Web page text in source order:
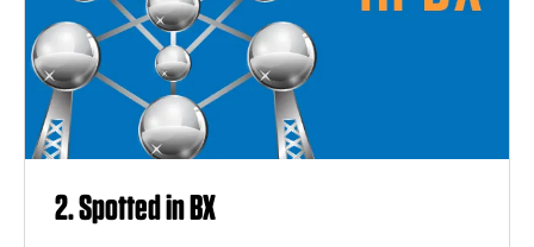
2. Spotted in BX